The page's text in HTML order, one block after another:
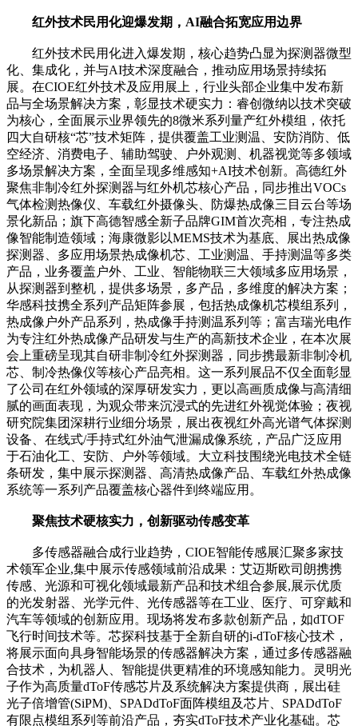
红外技术民用化迎爆发期，AI融合拓宽应用边界
红外技术民用化进入爆发期，核心趋势凸显为探测器微型
化、集成化，并与AI技术深度融合，推动应用场景持续拓
展。在CIOE红外技术及应用展上，行业头部企业集中发布新
品与全场景解决方案，彰显技术硬实力：睿创微纳以技术突破
为核心，全面展示业界领先的8微米系列量产红外模组，依托
四大自研核“芯”技术矩阵，提供覆盖工业测温、安防消防、低
空经济、消费电子、辅助驾驶、户外观测、机器视觉等多领域
多场景解决方案，全面呈现多维感知+AI技术创新。高德红外
聚焦非制冷红外探测器与红外机芯核心产品，同步推出VOCs
气体检测热像仪、车载红外摄像头、防爆热成像三目云台等场
景化新品；旗下高德智感全新子品牌GIM首次亮相，专注热成
像智能制造领域；海康微影以MEMS技术为基底、展出热成像
探测器、多应用场景热成像机芯、工业测温、手持测温等多类
产品，业务覆盖户外、工业、智能物联三大领域多应用场景，
从探测器到整机，提供多场景，多产品，多维度的解决方案；
华感科技携全系列产品矩阵参展，包括热成像机芯模组系列，
热成像户外产品系列，热成像手持测温系列等；富吉瑞光电作
为专注红外热成像产品研发与生产的高新技术企业，在本次展
会上重磅呈现其自研非制冷红外探测器，同步携最新非制冷机
芯、制冷热像仪等核心产品亮相。这一系列展品不仅全面彰显
了公司在红外领域的深厚研发实力，更以高画质成像与高清细
腻的画面表现，为观众带来沉浸式的先进红外视觉体验；夜视
研究院集团深耕行业细分场景，展出夜视红外高光谱气体探测
设备、在线式/手持式红外油气泄漏成像系统，产品广泛应用
于石油化工、安防、户外等领域。大立科技围绕光电技术全链
条研发，集中展示探测器、高清热成像产品、车载红外热成像
系统等一系列产品覆盖核心器件到终端应用。
聚焦技术硬核实力，创新驱动传感变革
多传感器融合成行业趋势，CIOE智能传感展汇聚多家技
术领军企业,集中展示传感领域前沿成果：​艾迈斯欧司朗携携
传感、光源和可视化领域最新产品和技术组合参展,展示优质
的光发射器、光学元件、光传感器等在工业、医疗、可穿戴和
汽车等领域的创新应用。现场将发布多款创新产品，如dTOF
飞行时间技术等。芯探科技基于全新自研的i-dToF核心技术，
将展示面向具身智能场景的传感器解决方案，通过多传感器融
合技术，为机器人、智能提供更精准的环境感知能力。​灵明光
子作为高质量dToF传感芯片及系统解决方案提供商，展出硅
光子倍增管(SiPM)、SPADdToF面阵模组及芯片、SPADdToF
有限点模组系列等前沿产品，夯实dToF技术产业化基础。​芯